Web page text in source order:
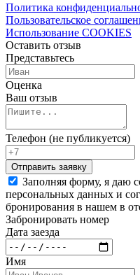
Политика
Пользовательское
Использование COOKIES
Оставить отзыв
Представьтесь
Оценка
Ваш отзыв
Телефон (не публикуется)
Заполняя форму, я даю
персональных данных и
бронирования в нашем в
Забронировать номер
Дата заезда
Имя